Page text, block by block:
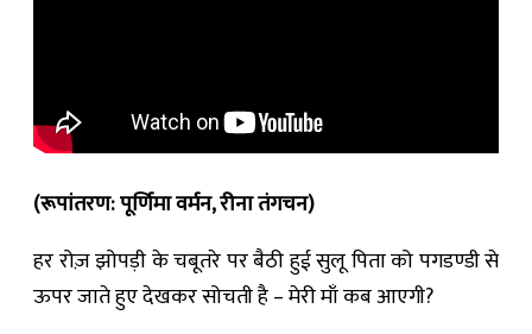
(रूपांतरण: पूर्णिमा वर्मन, रीना तंगचन)
हर रोज़ झोपड़ी के चबूतरे पर बैठी हुई सुलू पिता को पगडण्डी से
ऊपर जाते हुए देखकर सोचती है – मेरी माँ कब आएगी?